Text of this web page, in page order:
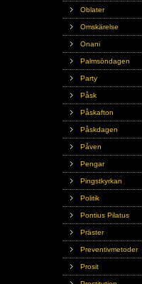
Oblater
Omskärelse
Onani
Palmsöndagen
Party
Påsk
Påskafton
Påskdagen
Påven
Pengar
Pingstkyrkan
Politik
Pontius Pilatus
Präster
Preventivmetoder
Prosit